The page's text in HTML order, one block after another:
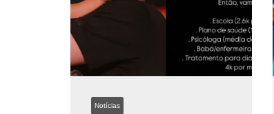
Notícias